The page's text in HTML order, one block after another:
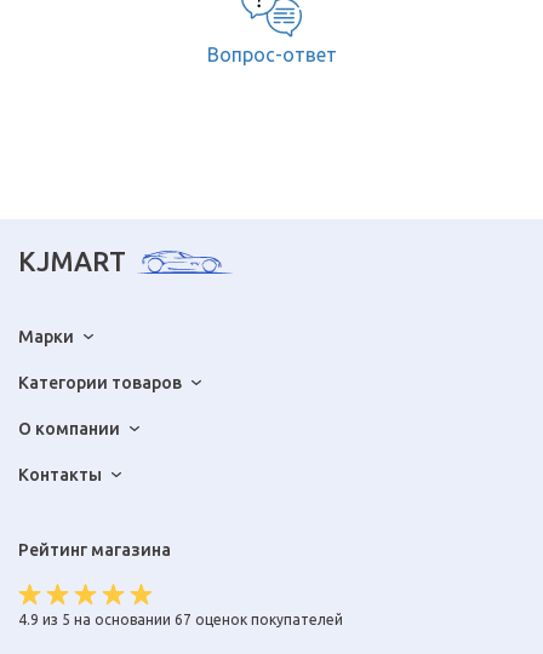
Вопрос-ответ
KJMART
Марки
Категории товаров
О компании
Контакты
Рейтинг магазина
4.9 из 5 на основании 67 оценок покупателей